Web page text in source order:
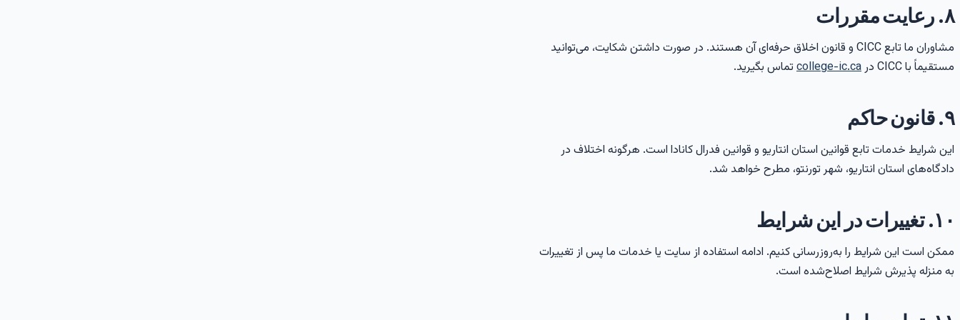
۸. رعایت مقررات
مشاوران ما تابع CICC و قانون اخلاق حرفه‌ای آن هستند. در صورت داشتن شکایت، می‌توانید
مستقیماً با CICC در
college-ic.ca تماس بگیرید.
۹. قانون حاکم
این شرایط خدمات تابع قوانین استان انتاریو و قوانین فدرال کانادا است. هرگونه اختلاف در
دادگاه‌های استان انتاریو، شهر تورنتو، مطرح خواهد شد.
۱۰. تغییرات در این شرایط
ممکن است این شرایط را به‌روزرسانی کنیم. ادامه استفاده از سایت یا خدمات ما پس از تغییرات
به منزله پذیرش شرایط اصلاح‌شده است.